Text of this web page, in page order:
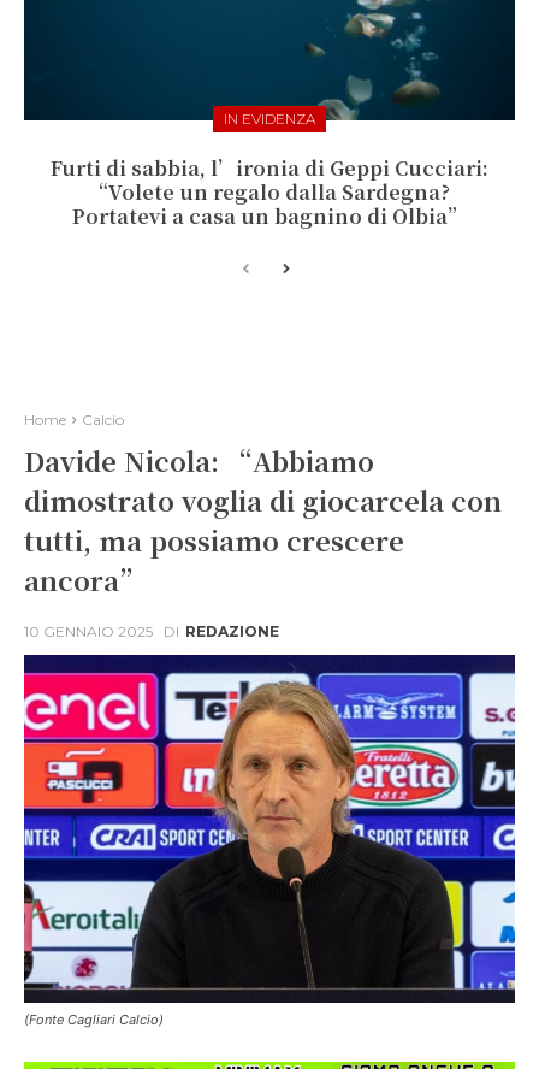
IN EVIDENZA
Furti di sabbia, l’ironia di Geppi Cucciari:
“Volete un regalo dalla Sardegna?
Portatevi a casa un bagnino di Olbia”